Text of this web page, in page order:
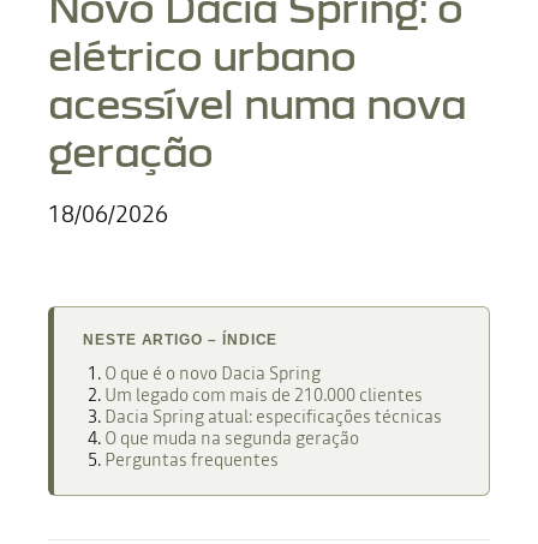
elétrico urbano
acessível numa nova
geração
18/06/2026
NESTE ARTIGO – ÍNDICE
O que é o novo Dacia Spring
Um legado com mais de 210.000 clientes
Dacia Spring atual: especificações técnicas
O que muda na segunda geração
Perguntas frequentes